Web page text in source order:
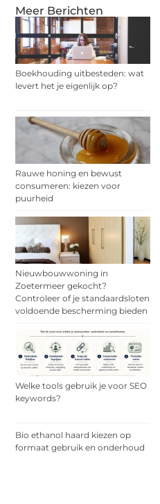
Meer Berichten
Boekhouding uitbesteden: wat
levert het je eigenlijk op?
Rauwe honing en bewust
consumeren: kiezen voor
puurheid
Nieuwbouwwoning in
Zoetermeer gekocht?
Controleer of je standaardsloten
voldoende bescherming bieden
Welke tools gebruik je voor SEO
keywords?
Bio ethanol haard kiezen op
formaat gebruik en onderhoud